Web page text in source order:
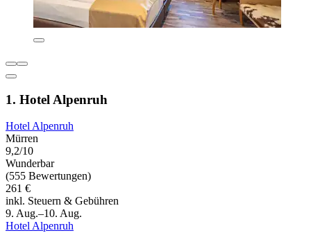
1. Hotel Alpenruh
Hotel Alpenruh
Mürren
9,2/10
Wunderbar
(555 Bewertungen)
261 €
inkl. Steuern & Gebühren
9. Aug.–10. Aug.
Hotel Alpenruh